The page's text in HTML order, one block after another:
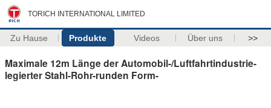
TORICH INTERNATIONAL LIMITED
Zu Hause Produkte Videos Über uns >>
Maximale 12m Länge der Automobil-/Luftfahrtindustrie-
legierter Stahl-Rohr-runden Form-